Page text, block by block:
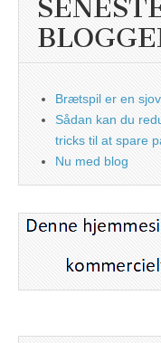
Brætspil er en
Sådan kan du
tricks til at spare
Nu med blog